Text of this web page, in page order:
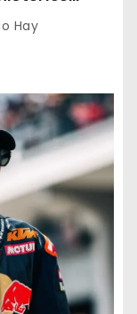
ante Cruz
Hay